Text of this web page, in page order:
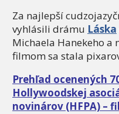
Za najlepší
vyhlásili drámu Láska
Michaela Hanekeho a
filmom sa stala
Prehľad ocenených
Hollywoodskej
novinárov (HFPA) –